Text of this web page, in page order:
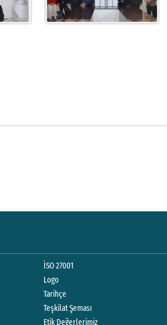
İSO 27001
Logo
Tarihçe
Teşkilat Şeması
Etik Değerlerimiz